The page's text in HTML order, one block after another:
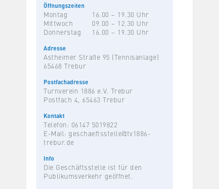
Öffnungszeiten
Montag
16.00 – 19.30 Uhr
Mittwoch
09.00 – 12.30 Uhr
Donnerstag
16.00 – 19.30 Uhr
Adresse
Astheimer Straße 95 (Tennisanlage)
65468 Trebur
Postfachadresse
Turnverein 1886 e.V. Trebur
Postfach 4, 65463 Trebur
Kontakt
Telefon: 06147 5019822
E-Mail: geschaeftsstelle@tv1886-
trebur.de
Info
Die Geschäftsstelle ist für den
Publikumsverkehr geöffnet.